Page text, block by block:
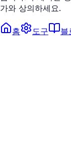
가와 상의하세요.
홈 도구 블